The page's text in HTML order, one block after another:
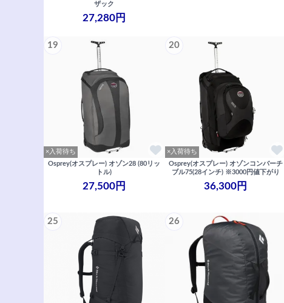
ザック
27,280円
19
×入荷待ち
Osprey(オスプレー) オゾン28 (80リッ
トル)
27,500円
20
×入荷待ち
Osprey(オスプレー) オゾンコンバーチ
ブル75(28インチ) ※3000円値下がり
36,300円
25 26